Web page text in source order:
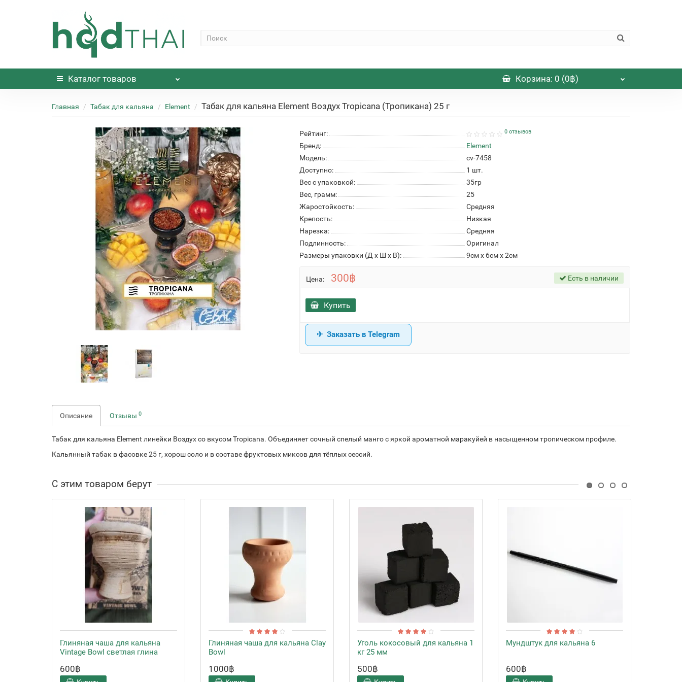
Каталог товаров Корзина: 0 (0฿)
Главная Табак для кальяна Element Табак для кальяна Element Воздух Tropicana (Тропикана) 25 г
Рейтинг: 0 отзывов
Бренд:
Element
Модель:
cv-7458
Доступно:
1 шт.
Вес с упаковкой:
35гр
Вес, грамм:
25
Жаростойкость:
Средняя
Крепость:
Низкая
Нарезка:
Средняя
Подлинность:
Оригинал
Размеры упаковки (Д х Ш х В):
9см x 6см x 2см
Цена: 300฿ Есть в наличии
Купить
Заказать в Telegram
Описание Отзывы 0
Табак для кальяна Element линейки Воздух со вкусом Tropicana. Объединяет сочный спелый манго с яркой ароматной маракуйей в насыщенном тропическом профиле.
Кальянный табак в фасовке 25 г, хорош соло и в составе фруктовых миксов для тёплых сессий.
С этим товаром берут
Глиняная чаша для кальяна
Vintage Bowl светлая глина
600฿
Глиняная чаша для кальяна Clay
Bowl
1000฿
Уголь кокосовый для кальяна 1
кг 25 мм
500฿
Мундштук для кальяна 6
600฿